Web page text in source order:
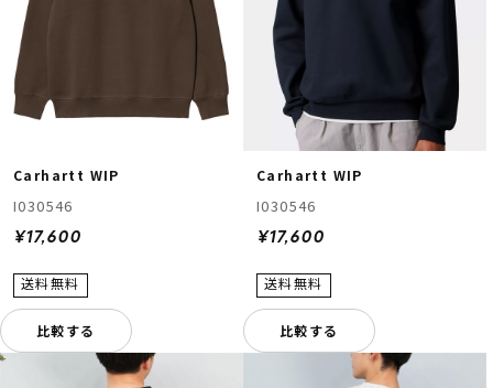
Carhartt WIP
I030546
¥17,600
比較する
Carhartt WIP
I030546
¥17,600
比較する